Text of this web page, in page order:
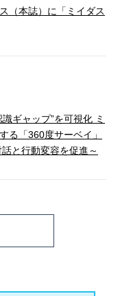
（本誌）に「ミイダス
ギャップ”を可視化 ミ
る「360度サーベイ」
と行動変容を促進～